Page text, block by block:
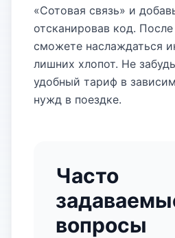
«Сотовая связь» и
отсканировав код.
сможете наслаждаться
лишних хлопот. Не
удобный тариф в
нужд в поездке.
Часто
вопросы